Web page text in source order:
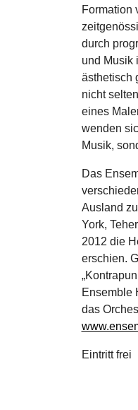
Formation
durch
und Musik
ästhetisch
nicht
eines
wenden
Musik,
Das
Ausland
York,
2012 die
erschien.
Ensemble
das
Eintritt frei